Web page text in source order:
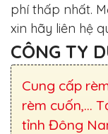
phí thấp nhất.
xin hãy liên hệ
CÔNG TY
Cung cấp
rèm cuốn,...
tỉnh Đông